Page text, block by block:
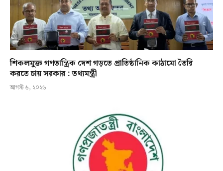
শিকলমুক্ত গণতান্ত্রিক দেশ গড়তে প্রাতিষ্ঠানিক কাঠামো তৈরি
করতে চায় সরকার : তথ্যমন্ত্রী
আগস্ট ৬, ২০২৬